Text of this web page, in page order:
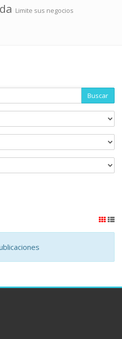
Limite sus negocios
Buscar